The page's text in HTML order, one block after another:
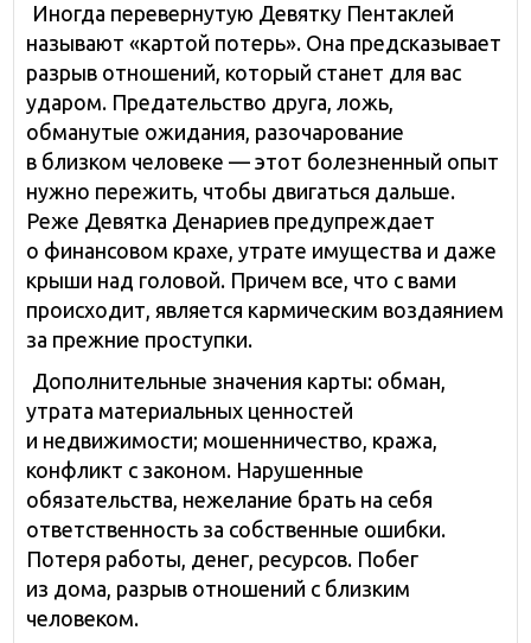
Иногда перевернутую Девятку Пентаклей
называют «картой потерь». Она предсказывает
разрыв отношений, который станет для вас
ударом. Предательство друга, ложь,
обманутые ожидания, разочарование
в близком человеке — этот болезненный опыт
нужно пережить, чтобы двигаться дальше.
Реже Девятка Денариев предупреждает
о финансовом крахе, утрате имущества и даже
крыши над головой. Причем все, что с вами
происходит, является кармическим воздаянием
за прежние проступки.
Дополнительные значения карты: обман,
утрата материальных ценностей
и недвижимости; мошенничество, кража,
конфликт с законом. Нарушенные
обязательства, нежелание брать на себя
ответственность за собственные ошибки.
Потеря работы, денег, ресурсов. Побег
из дома, разрыв отношений с близким
человеком.